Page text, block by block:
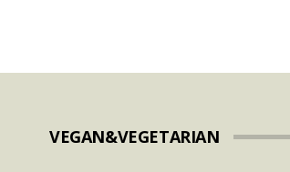
VEGAN&VEGETARIAN